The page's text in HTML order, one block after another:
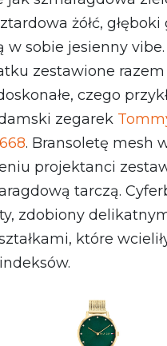
żółć, głęboki
w sobie jesienny
zestawione
czego
zegarek
. Bransoletę mesh
projektanci
tarczą.
zdobiony
które